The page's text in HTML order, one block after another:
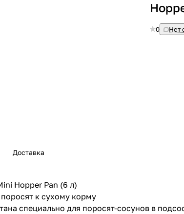
0 Нет
Доставка
Hopper Pan (6 л)
к сухому корму
специально для поросят-сосунов в